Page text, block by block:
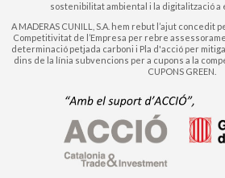
sostenibilitat ambiental i la digitalització a
A MADERAS CUNILL, S.A. hem rebut l’ajut concedit
Competitivitat de l’Empresa per rebre
determinació petjada carboni i Pla d'acció per
dins de la línia subvencions per a cupons a la
CUPONS GREEN.